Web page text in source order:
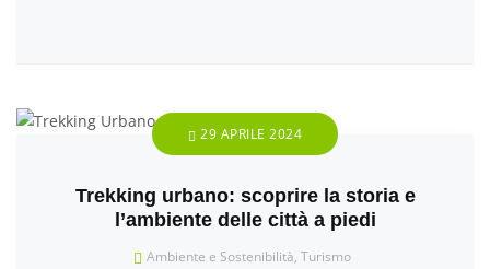
29 APRILE 2024
Trekking urbano: scoprire la storia e
l’ambiente delle città a piedi
Ambiente e Sostenibilità, Turismo